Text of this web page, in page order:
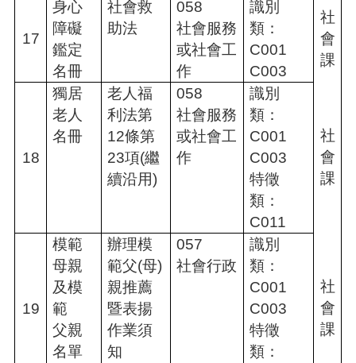
17
身心
障礙
鑑定
名冊
社會救
助法
058
社會服務
或社會工
作
識別
類：
C001
C003
社
會
課
18
獨居
老人
名冊
老人福
利法第
12條第
23項(繼
續沿用)
058
社會服務
或社會工
作
識別
類：
C001
C003
特徵
類：
C011
社
會
課
19
模範
母親
及模
範
父親
名單
辦理模
範父(母)
親推薦
暨表揚
作業須
知
057
社會行政
識別
類：
C001
C003
特徵
類：
社
會
課